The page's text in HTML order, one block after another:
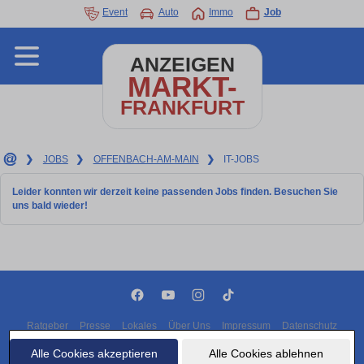
Alle Cookies akzeptieren Alle Cookies ablehnen
Event Auto Immo Job
ANZEIGEN
MARKT-
FRANKFURT
❯ JOBS ❯ OFFENBACH-AM-MAIN ❯ IT-JOBS
Leider konnten wir derzeit keine passenden Jobs finden. Besuchen Sie
uns bald wieder!
Ratgeber Presse Lokales Über Uns Impressum Datenschutz